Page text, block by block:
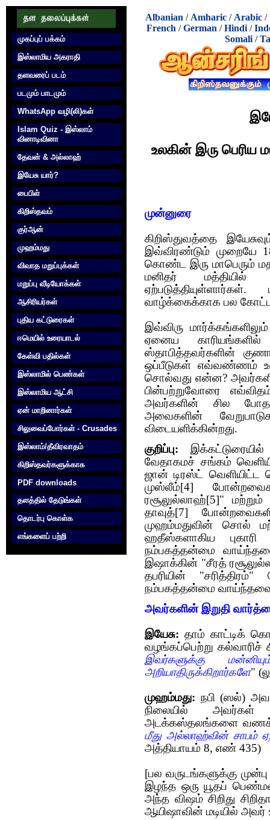
முகப்புப் பக்கம்
இஸ்லாமிய அகராதி
தளவரைப் படம்
படமும் பாடமும்
WhatsApp வழி(லி)கள்
Islam Quiz - இஸ்லாம்
வினாடிவினா
தேவன் & அல்லாஹ்
இயேசு யார்?
பைபிள்
கிறிஸ்தவம்
குர்‍ஆன்
முஹம்மது
விவாத மறுப்புக்கள்
மறுப்பு வீடியோக்கள்
ஆசிரியர்கள்
புதிய கட்டுரைகள்
ஈமெயில் உரையாடல்
கேள்வி பதில்கள்
இஸ்லாமில் பெண்கள்
இஸ்லாமிய ஆட்சி
ஏன் மாறினார்கள்
சிலுவைப்போர்கள் - Crusades
இஸ்லாம்/தீவிரவாதம்
கிறிஸ்தவர்களுக்காக‌
PDF downloads
தளத்தில் தேடுங்கள்
தொடர்பு கொள்க‌
எங்களைப் பற்றி
Albanian / Amharic / Arabic /
French /German /Hindi /
Somali/
உலகின் இரு
முன்னுரை
கிறிஸ்துவ‌த்தை
இவ்விர‌ண்டும் முறையே
கொண்ட‌ இரு மாபெரும்
மனிதர்
வாழ்க்கைக்காக பல
இவ்விரு
ஏனைய காரியங்களில்
ஸ்தாபித்தவர்களின்
ஒப்பீடுகள் எவ்வண்ணம்
சொல்வது என்ன?
பின்பற்றுவோரை
அவர்களின் சில
அவைகளின்
விடையளிக்கின்றது.
குறிப்பு:
வேதாகமச் சங்கம்
ஜான் டிரஸ்ட் வெளியிட்ட
முஸ்லீம்[4]
ரசூலுல்லாஹ்[5]" மற்றும்
தாவுத்[7]
முஹம்மதுவின் சொல்
ஹதீஸ்களாகிய
நம்பகத்தன்மை
இஷாக்கின் "சீரத்
தபரியின்
நம்பகத்தன்மை
அவர்களின் இறுதி
இயேசு: தாம் காட்டிக்
வழ‌ங்கப்பெற்று
இவர்களுக்கு
அறியாதிருக்கிறார்களே"
முஹம்மது: நபி (ஸல்)
நிலையில் அவர்கள்
அடக்கஸ்தலங்களை
மீது அல்லாஹ்வின் சாபம்
அத்தியாயம் 8, எண் 435)
[பல வருடங்களுக்கு
இழந்த ஒரு யூதப்
அந்த விஷ‌ம் சிறிது
ஆயிஷாவின் மடியில் அவர்